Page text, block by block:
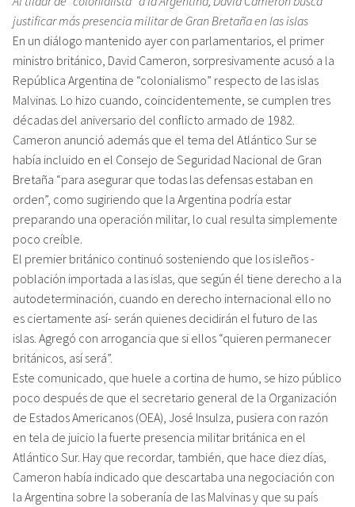
justificar más presencia militar de Gran Bretaña en las islas
En un diálogo mantenido ayer con parlamentarios, el primer
ministro británico, David Cameron, sorpresivamente acusó a la
República Argentina de “colonialismo” respecto de las islas
Malvinas. Lo hizo cuando, coincidentemente, se cumplen tres
décadas del aniversario del conflicto armado de 1982.
Cameron anunció además que el tema del Atlántico Sur se
había incluido en el Consejo de Seguridad Nacional de Gran
Bretaña “para asegurar que todas las defensas estaban en
orden”, como sugiriendo que la Argentina podría estar
preparando una operación militar, lo cual resulta simplemente
poco creíble.
El premier británico continuó sosteniendo que los isleños -
población importada a las islas, que según él tiene derecho a la
autodeterminación, cuando en derecho internacional ello no
es ciertamente así- serán quienes decidirán el futuro de las
islas. Agregó con arrogancia que si ellos “quieren permanecer
británicos, así será”.
Este comunicado, que huele a cortina de humo, se hizo público
poco después de que el secretario general de la Organización
de Estados Americanos (OEA), José Insulza, pusiera con razón
en tela de juicio la fuerte presencia militar británica en el
Atlántico Sur. Hay que recordar, también, que hace diez días,
Cameron había indicado que descartaba una negociación con
la Argentina sobre la soberanía de las Malvinas y que su país